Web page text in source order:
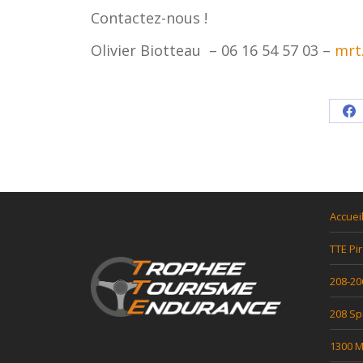
Contactez-nous !
Olivier Biotteau – 06 16 54 57 03 –
Accueil
TTE
208-
208
1300